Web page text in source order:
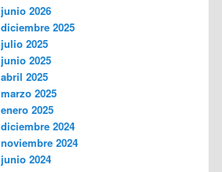
junio 2026
diciembre 2025
julio 2025
junio 2025
abril 2025
marzo 2025
enero 2025
diciembre 2024
noviembre 2024
junio 2024